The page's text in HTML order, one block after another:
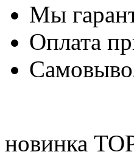
Мы
Оплата
новинка